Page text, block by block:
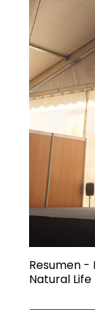
Resumen -
Natural Life